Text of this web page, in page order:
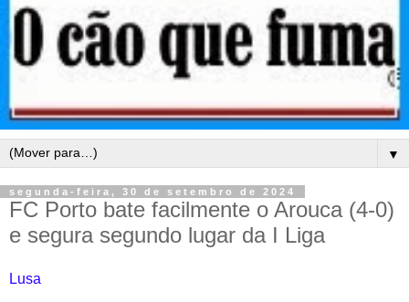
▼
segunda-feira, 30 de setembro de 2024
FC Porto bate facilmente o Arouca (4-0)
e segura segundo lugar da I Liga
Lusa